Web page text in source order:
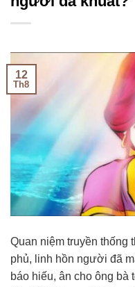
12
Th8
Quan niệm truyền thống
phủ, linh hồn người đã
báo hiếu, ân cho ông